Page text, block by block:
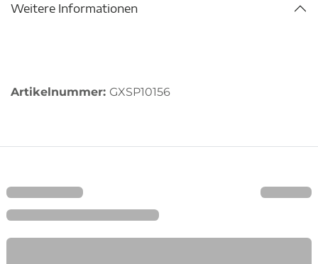
Weitere Informationen
Artikelnummer: GXSP10156